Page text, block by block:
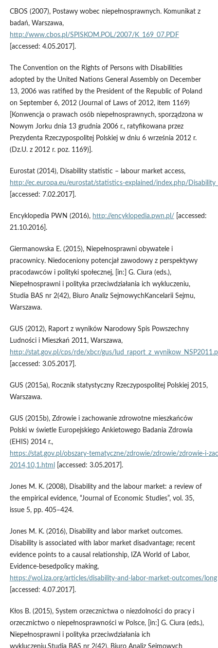
CBOS (2007), Postawy wobec niepełnosprawnych. Komunikat z
badań, Warszawa,
http://www.cbos.pl/SPISKOM.POL/2007/K_169_07.PDF
[accessed: 4.05.2017].
The Convention on the Rights of Persons with Disabilities
adopted by the United Nations General Assembly on December
13, 2006 was ratified by the President of the Republic of Poland
on September 6, 2012 (Journal of Laws of 2012, item 1169)
[Konwencja o prawach osób niepełnosprawnych, sporządzona w
Nowym Jorku dnia 13 grudnia 2006 r., ratyfikowana przez
Prezydenta Rzeczypospolitej Polskiej w dniu 6 września 2012 r.
(Dz.U. z 2012 r. poz. 1169)].
Eurostat (2014), Disability statistic – labour market access,
http://ec.europa.eu/eurostat/statistics‑explained/index.php/
[accessed: 7.02.2017].
Encyklopedia PWN (2016), http://encyklopedia.pwn.pl/ [accessed:
21.10.2016].
Giermanowska E. (2015), Niepełnosprawni obywatele i
pracownicy. Niedoceniony potencjał zawodowy z perspektywy
pracodawców i polityki społecznej, [in:] G. Ciura (eds.),
Niepełnosprawni i polityka przeciwdziałania ich wykluczeniu,
Studia BAS nr 2(42), Biuro Analiz SejmowychKancelarii Sejmu,
Warszawa.
GUS (2012), Raport z wyników Narodowy Spis Powszechny
Ludności i Mieszkań 2011, Warszawa,
http://stat.gov.pl/cps/rde/xbcr/gus/
[accessed: 3.05.2017].
GUS (2015a), Rocznik statystyczny Rzeczypospolitej Polskiej 2015,
Warszawa.
GUS (2015b), Zdrowie i zachowanie zdrowotne mieszkańców
Polski w świetle Europejskiego Ankietowego Badania Zdrowia
(EHIS) 2014 r.,
https://stat.gov.pl/obszary‑tematyczne/zdrowie/zdrowie/
2014,10,1.html
[accessed: 3.05.2017].
Jones M. K. (2008), Disability and the labour market: a review of
the empirical evidence, “Journal of Economic Studies”, vol. 35,
issue 5, pp. 405–424.
Jones M. K. (2016), Disability and labor market outcomes.
Disability is associated with labor market disadvantage; recent
evidence points to a causal relationship, IZA World of Labor,
Evidence‑besedpolicy making,
https://wol.iza.org/articles/disability‑and‑labor‑market‑outcomes/long
[accessed: 4.07.2017].
Kłos B. (2015), System orzecznictwa o niezdolności do pracy i
orzecznictwo o niepełnosprawności w Polsce, [in:] G. Ciura (eds.),
Niepełnosprawni i polityka przeciwdziałania ich